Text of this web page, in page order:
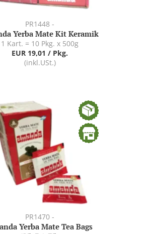
PR1448 -
Yerba Mate Kit Keramik
1 Kart. = 10 Pkg. x 500g
EUR 19,01 / Pkg.
(inkl.USt.)
PR1470 -
Yerba Mate Tea Bags